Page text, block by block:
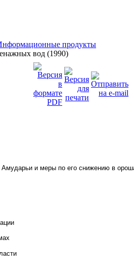
продукты
вод (1990)
Амударьи и меры по его снижению в